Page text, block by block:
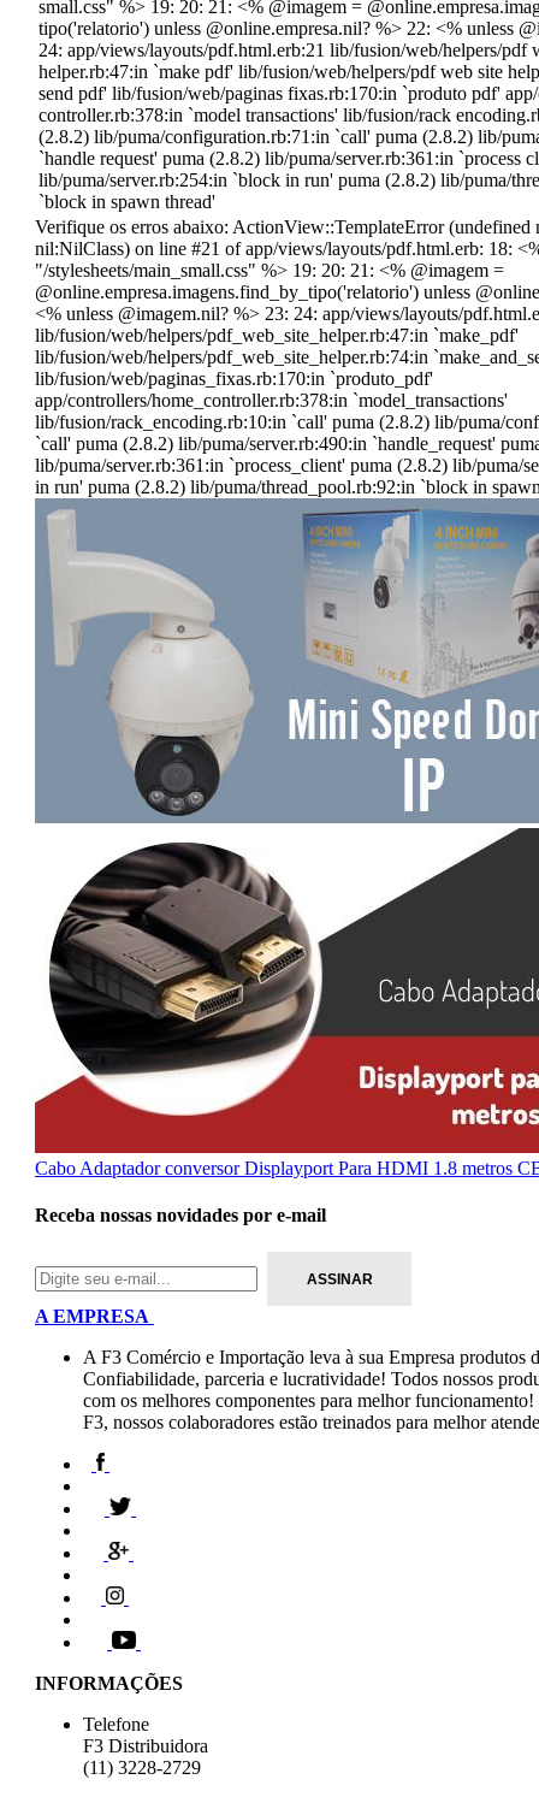
small.css" %> 19: 20: 21: <% @imagem =
tipo('relatorio') unless @online.empresa.nil? %> 22: <% unless
24: app/views/layouts/pdf.html.erb:21 lib/fusion/web/helpers/pdf
helper.rb:47:in `make pdf' lib/fusion/web/helpers/pdf web site
send pdf' lib/fusion/web/paginas fixas.rb:170:in `produto pdf'
controller.rb:378:in `model transactions' lib/fusion/rack
(2.8.2) lib/puma/configuration.rb:71:in `call' puma (2.8.2) lib/
`handle request' puma (2.8.2) lib/puma/server.rb:361:in `process
lib/puma/server.rb:254:in `block in run' puma (2.8.2) lib/puma/
`block in spawn thread'
Verifique os erros abaixo: ActionView::TemplateError (undefined
nil:NilClass) on line #21 of app/views/layouts/pdf.html.erb: 18:
"/stylesheets/main_small.css" %> 19: 20: 21: <% @imagem =
@online.empresa.imagens.find_by_tipo('relatorio') unless
<% unless @imagem.nil? %> 23: 24: app/views/layouts/
lib/fusion/web/helpers/pdf_web_site_helper.rb:47:in `make_pdf'
lib/fusion/web/helpers/pdf_web_site_helper.rb:74:in
lib/fusion/web/paginas_fixas.rb:170:in `produto_pdf'
app/controllers/home_controller.rb:378:in `model_transactions'
lib/fusion/rack_encoding.rb:10:in `call' puma (2.8.2) lib/puma/
`call' puma (2.8.2) lib/puma/server.rb:490:in `handle_request'
lib/puma/server.rb:361:in `process_client' puma (2.8.2) lib/puma/
in run' puma (2.8.2) lib/puma/thread_pool.rb:92:in `block in
Cabo Adaptador conversor Displayport Para HDMI 1.8 metros
Receba nossas novidades por e-mail
A EMPRESA
A F3 Comércio e Importação leva à sua Empresa produtos
Confiabilidade, parceria e lucratividade! Todos nossos
com os melhores componentes para melhor
F3, nossos colaboradores estão treinados para melhor
INFORMAÇÕES
Telefone
F3 Distribuidora
(11) 3228-2729